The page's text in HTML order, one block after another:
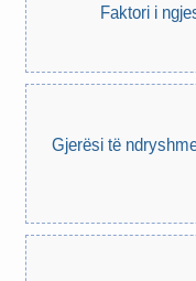
Faktori i
Gjerësi të